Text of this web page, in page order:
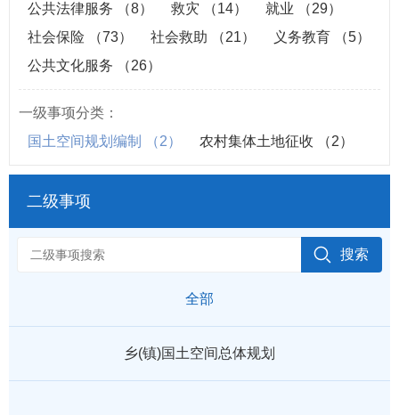
公共法律服务
（8） 救灾 （14） 就业
（29）
社会保险
（73） 社会救助 （21） 义务教育
（5）
公共文化服务
（26）
一级事项分类：
国土空间规划编制
（2） 农村集体土地征收 （2）
二级事项
全部
乡(镇)国土空间总体规划